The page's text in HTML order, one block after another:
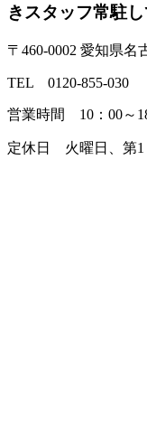
きスタッフ常駐
〒460-0002 愛知県名
TEL 0120-855-030
営業時間 10：00～
定休日 火曜日、第1